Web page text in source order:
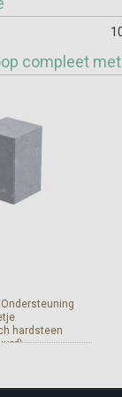
compleet met
hardsteen